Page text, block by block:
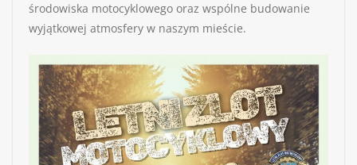
środowiska motocyklowego oraz wspólne budowanie
wyjątkowej atmosfery w naszym mieście.